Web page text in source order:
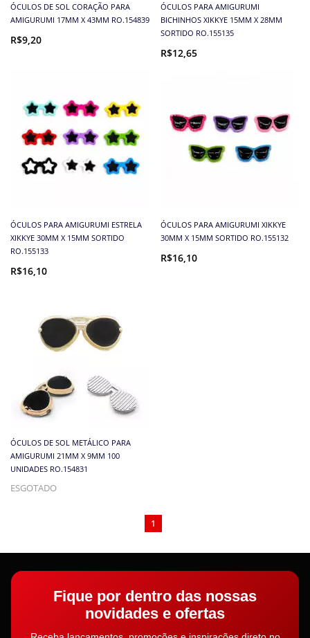
ÓCULOS DE SOL CORAÇÃO PARA
AMIGURUMI 17MM X 43MM RO.154839
R$9,20
ÓCULOS PARA AMIGURUMI
BICHINHOS XIKKYE 15MM X 28MM
SORTIDO RO.155135
R$12,65
ÓCULOS PARA AMIGURUMI ESTRELA
XIKKYE 30MM X 15MM SORTIDO
RO.155133
R$16,10
ÓCULOS PARA AMIGURUMI XIKKYE
30MM X 15MM SORTIDO RO.155132
R$16,10
ÓCULOS DE SOL METÁLICO PARA
AMIGURUMI 21MM X 9MM 100
UNIDADES RO.154831
ESGOTADO
1
Fique por dentro das nossas
novidades e ofertas